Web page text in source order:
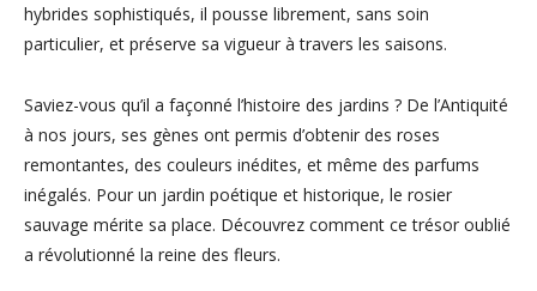
hybrides sophistiqués, il pousse librement, sans soin
particulier, et préserve sa vigueur à travers les saisons.
Saviez-vous qu’il a façonné l’histoire des jardins ? De l’Antiquité
à nos jours, ses gènes ont permis d’obtenir des roses
remontantes, des couleurs inédites, et même des parfums
inégalés. Pour un jardin poétique et historique, le rosier
sauvage mérite sa place. Découvrez comment ce trésor oublié
a révolutionné la reine des fleurs.